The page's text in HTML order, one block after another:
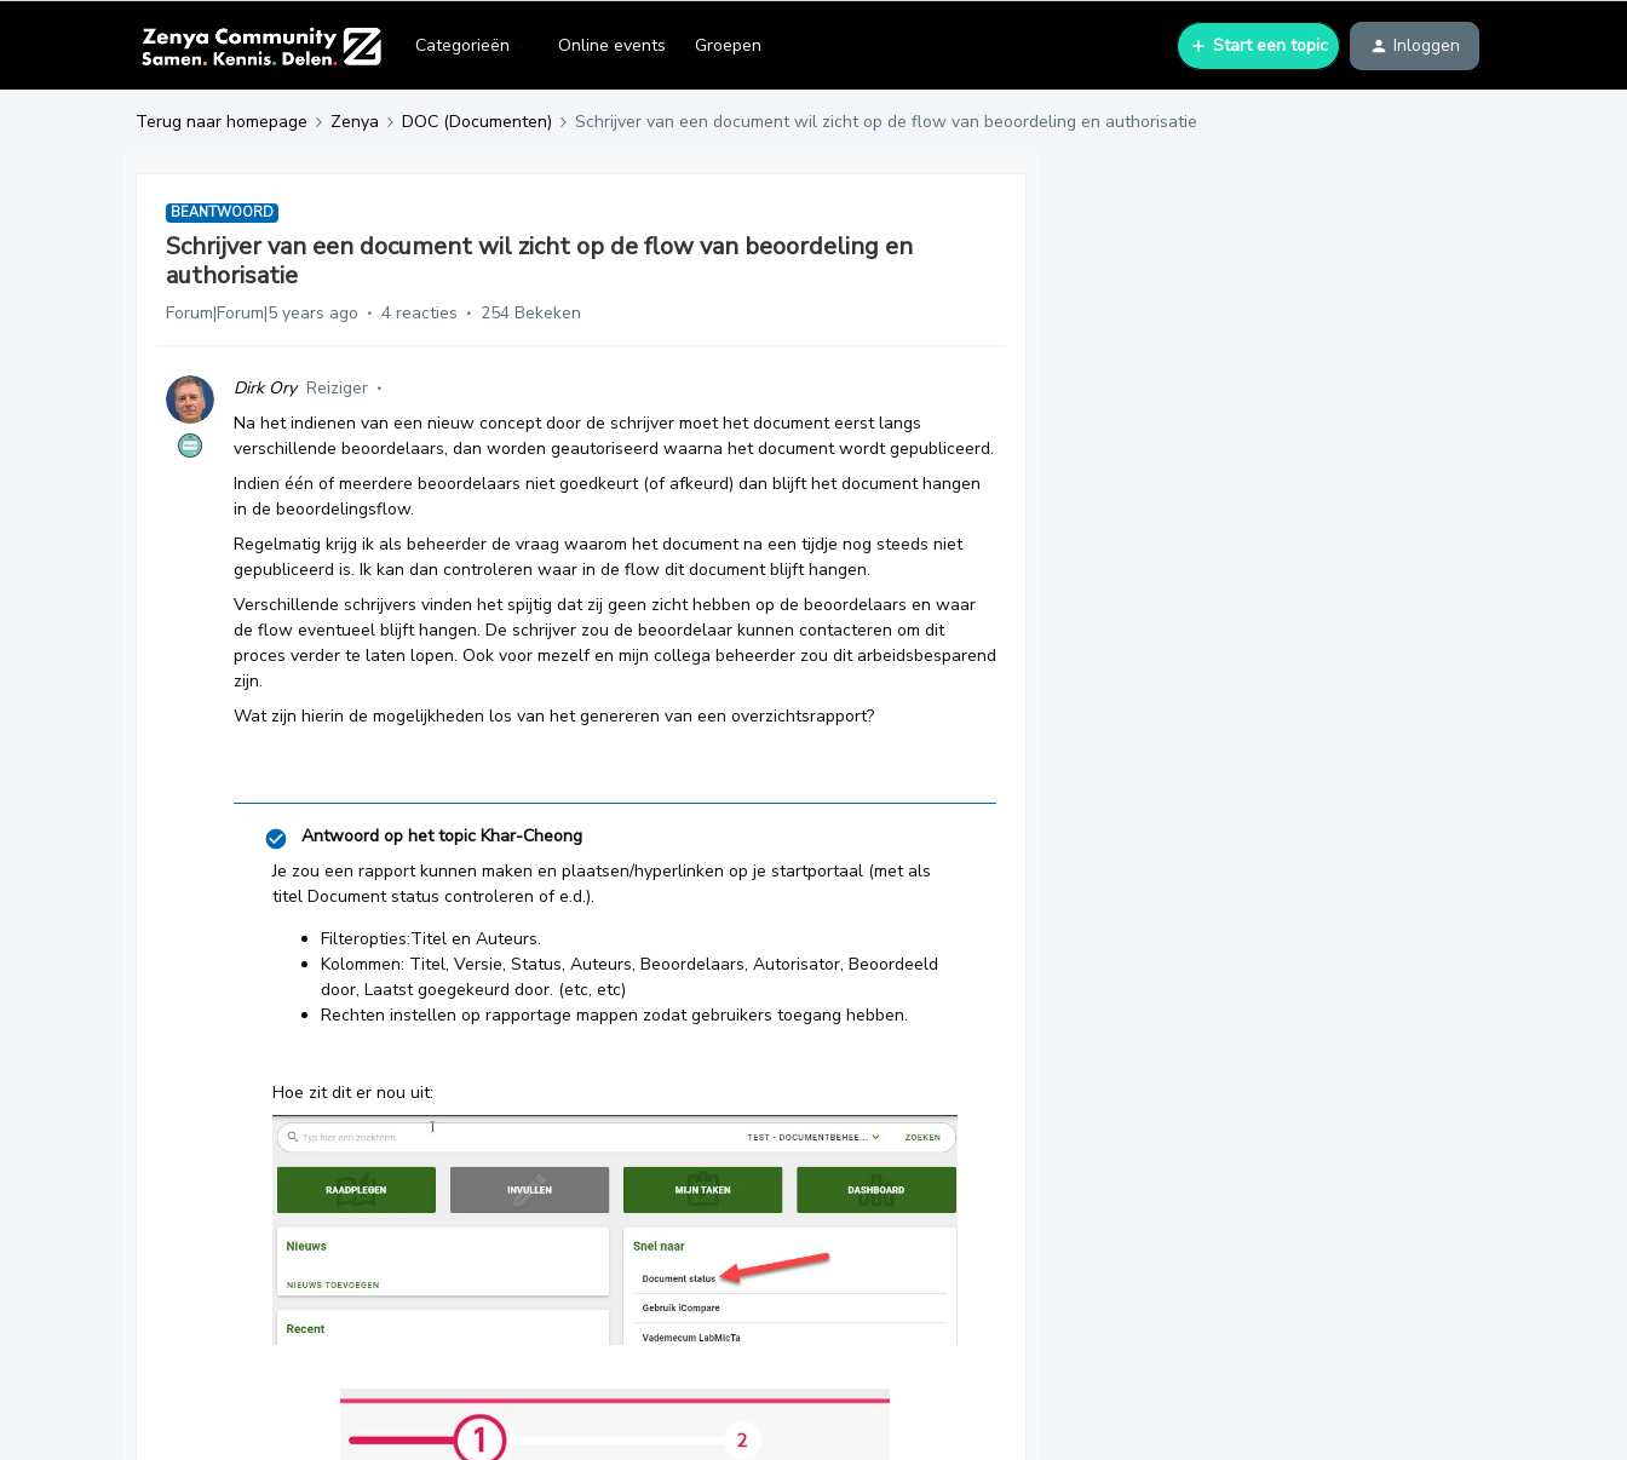
Categorieën Online events Groepen Start een topic Inloggen
Terug naar homepage Zenya DOC (Documenten) Schrijver van een document wil zicht op de flow van beoordeling en authorisatie
BEANTWOORD
Schrijver van een document wil zicht op de flow van beoordeling en
authorisatie
Forum|Forum|5 years ago 4 reacties 254 Bekeken
Dirk Ory Reiziger
Na het indienen van een nieuw concept door de schrijver moet het document eerst langs
verschillende beoordelaars, dan worden geautoriseerd waarna het document wordt gepubliceerd.
Indien één of meerdere beoordelaars niet goedkeurt (of afkeurd) dan blijft het document hangen
in de beoordelingsflow.
Regelmatig krijg ik als beheerder de vraag waarom het document na een tijdje nog steeds niet
gepubliceerd is. Ik kan dan controleren waar in de flow dit document blijft hangen.
Verschillende schrijvers vinden het spijtig dat zij geen zicht hebben op de beoordelaars en waar
de flow eventueel blijft hangen. De schrijver zou de beoordelaar kunnen contacteren om dit
proces verder te laten lopen. Ook voor mezelf en mijn collega beheerder zou dit arbeidsbesparend
zijn.
Wat zijn hierin de mogelijkheden los van het genereren van een overzichtsrapport?
Antwoord op het topic Khar-Cheong
Je zou een rapport kunnen maken en plaatsen/hyperlinken op je startportaal (met als
titel Document status controleren of e.d.).
Filteropties:Titel en Auteurs.
Kolommen: Titel, Versie, Status, Auteurs, Beoordelaars, Autorisator, Beoordeeld
door, Laatst goegekeurd door. (etc, etc)
Rechten instellen op rapportage mappen zodat gebruikers toegang hebben.
Hoe zit dit er nou uit: